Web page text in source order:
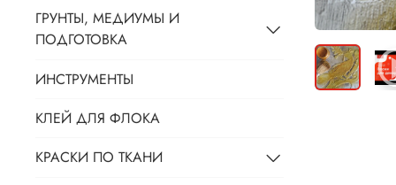
ГРУНТЫ, МЕДИУМЫ И
ПОДГОТОВКА
ИНСТРУМЕНТЫ
КЛЕЙ ДЛЯ ФЛОКА
КРАСКИ ПО ТКАНИ